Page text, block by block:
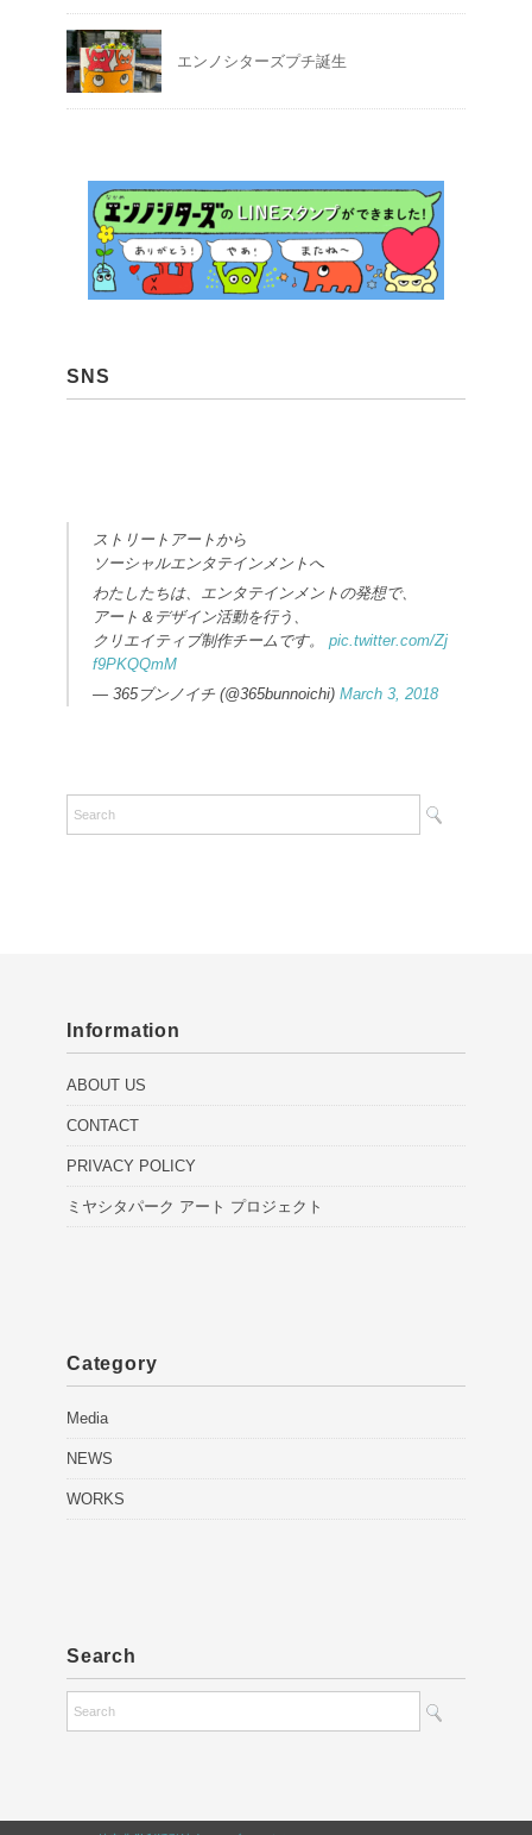
エンノシターズプチ誕生
SNS
ストリートアートから
ソーシャルエンタテインメントへ
わたしたちは、エンタテインメントの発想で、
アート＆デザイン活動を行う、
クリエイティブ制作チームです。 pic.twitter.com/Zj
f9PKQQmM
— 365ブンノイチ (@365bunnoichi) March 3, 2018
Information
ABOUT US
CONTACT
PRIVACY POLICY
ミヤシタパーク アート プロジェクト
Category
Media
NEWS
WORKS
Search